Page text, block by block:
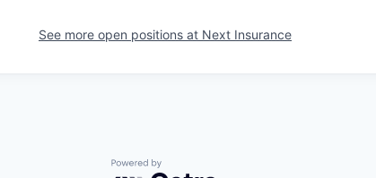
See more open positions at Next Insurance
Powered by Getro.com